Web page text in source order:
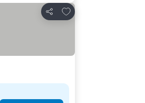
Teilen
Zu Favoriten hinzufügen